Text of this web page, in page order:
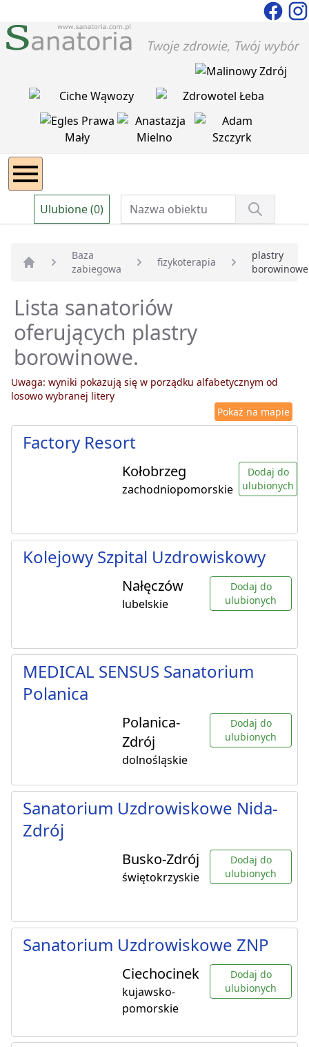
Ulubione (0)
Strona główna
Baza
zabiegowa
fizykoterapia
plastry
borowinowe
Lista sanatoriów
oferujących plastry
borowinowe.
Uwaga: wyniki pokazują się w porządku alfabetycznym od
losowo wybranej litery
Pokaż na mapie
Factory Resort
Kołobrzeg
zachodniopomorskie
Dodaj do
ulubionych
Kolejowy Szpital Uzdrowiskowy
Nałęczów
lubelskie
Dodaj do
ulubionych
MEDICAL SENSUS Sanatorium
Polanica
Polanica-
Zdrój
dolnośląskie
Dodaj do
ulubionych
Sanatorium Uzdrowiskowe Nida-
Zdrój
Busko-Zdrój
świętokrzyskie
Dodaj do
ulubionych
Sanatorium Uzdrowiskowe ZNP
Ciechocinek
kujawsko-
pomorskie
Dodaj do
ulubionych